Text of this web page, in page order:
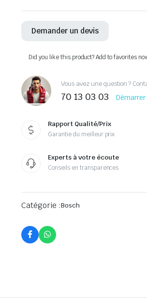
Demander un devis
Did you like this product? Add to favorites
Vous avez une question ?
70 13 03 03
Rapport Qualité/Prix
Garantie du meilleur prix
Experts à votre écoute
Conseils en transparences
Catégorie :Bosch